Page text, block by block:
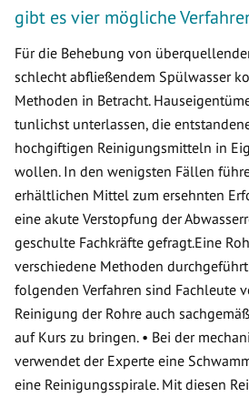
gibt es vier mögliche
Für die Behebung von
schlecht abfließendem Spülwasser
Methoden in Betracht.
tunlichst unterlassen, die
hochgiftigen Reinigungsmitteln in
wollen. In den wenigsten Fällen
erhältlichen Mittel zum ersehnten
eine akute Verstopfung der
geschulte Fachkräfte gefragt.Eine
verschiedene Methoden
folgenden Verfahren sind Fachleute
Reinigung der Rohre auch
auf Kurs zu bringen. • Bei der
verwendet der Experte eine
eine Reinigungsspirale. Mit diesen